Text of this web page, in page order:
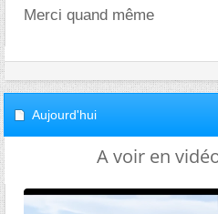
Merci quand même
Aujourd'hui
A voir en